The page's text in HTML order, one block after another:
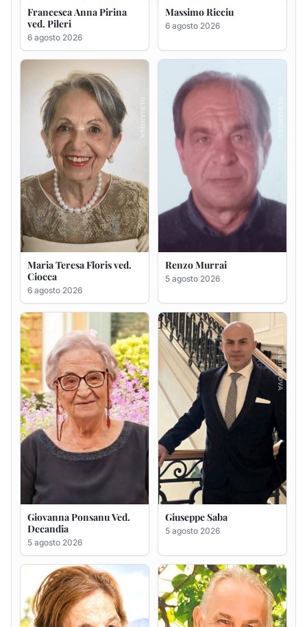
Maria Teresa Floris ved.
6 agosto 2026
Renzo Murrai
5 agosto 2026
Giovanna Ponsanu Ved.
Decandia
5 agosto 2026
Giuseppe Saba
5 agosto 2026
Maria Antonietta Orrù
ved. Peddio
5 agosto 2026
Giuseppe Deiana
5 agosto 2026